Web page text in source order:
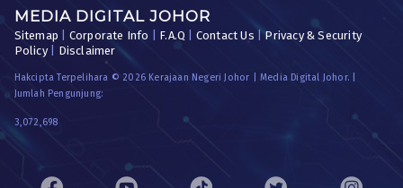
MEDIA DIGITAL JOHOR
Sitemap Corporate Info F.A.Q Contact Us |Privacy & Security
Policy| Disclaimer
Hakcipta Terpelihara © 2026 Kerajaan Negeri Johor | Media Digital Johor. |
Jumlah Pengunjung:
3,072,698